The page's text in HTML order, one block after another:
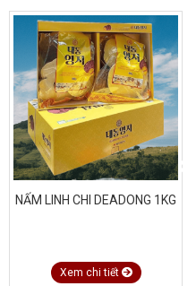
NẤM LINH CHI DEADONG 1KG
Xem chi tiết